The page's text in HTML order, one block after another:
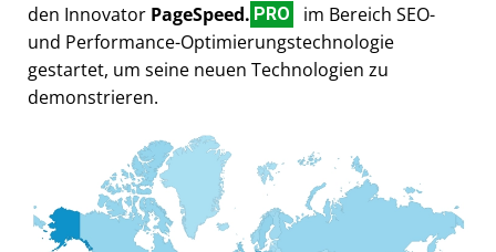
den Innovator PageSpeed. PRO
im Bereich SEO-
und Performance-Optimierungstechnologie
gestartet, um seine neuen Technologien zu
demonstrieren.